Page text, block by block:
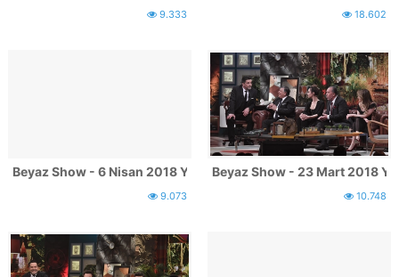
9.333 18.602
Beyaz Show - 6 Nisan 2018 Yayınından Kareler
9.073
Beyaz Show - 23 Mart 2018
10.748